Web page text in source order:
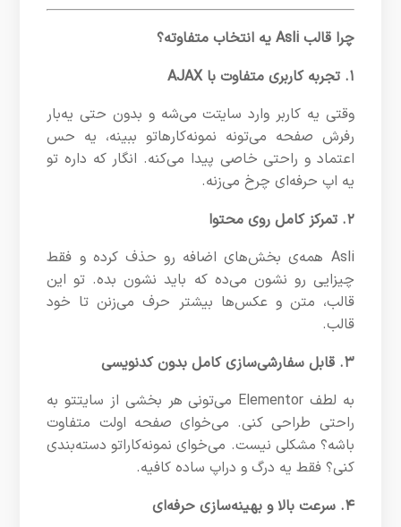
چرا قالب Asli یه انتخاب متفاوته؟
۱. تجربه کاربری متفاوت با AJAX
وقتی یه کاربر وارد سایتت می‌شه و بدون حتی یه‌بار
رفرش صفحه می‌تونه نمونه‌کارهاتو ببینه، یه حس
اعتماد و راحتی خاصی پیدا می‌کنه. انگار که داره تو
یه اپ حرفه‌ای چرخ می‌زنه.
۲. تمرکز کامل روی محتوا
Asli همه‌ی بخش‌های اضافه رو حذف کرده و فقط
چیزایی رو نشون می‌ده که باید نشون بده. تو این
قالب، متن و عکس‌ها بیشتر حرف می‌زنن تا خود
قالب.
۳. قابل سفارشی‌سازی کامل بدون کدنویسی
به لطف Elementor می‌تونی هر بخشی از سایتتو به
راحتی طراحی کنی. می‌خوای صفحه اولت متفاوت
باشه؟ مشکلی نیست. می‌خوای نمونه‌کاراتو دسته‌بندی
کنی؟ فقط یه درگ و دراپ ساده کافیه.
۴. سرعت بالا و بهینه‌سازی حرفه‌ای